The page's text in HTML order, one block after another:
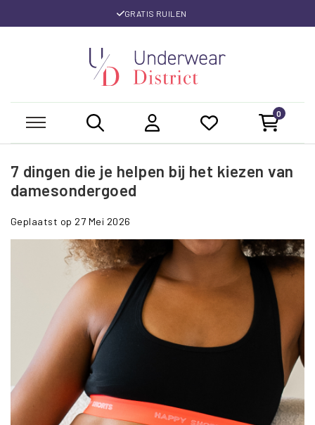
GRATIS RUILEN
0
7 dingen die je helpen bij het kiezen van
damesondergoed
Geplaatst op 27 Mei 2026